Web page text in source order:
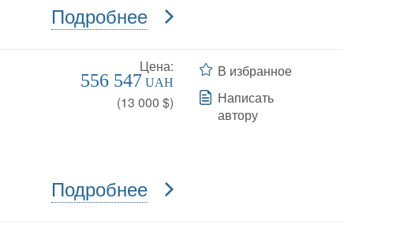
Подробнее
Цена:
556 547 UAH
(13 000 $)
Подробнее
В избранное
Написать
автору